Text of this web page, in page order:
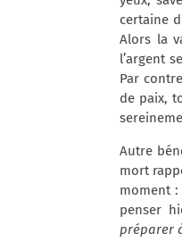
certaine
Alors la
l’argent
Par
de paix,
Autre
mort
moment :
penser
préparer